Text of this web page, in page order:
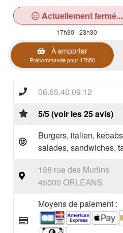
Actuellement fermé...
17h30 - 23h30
À emporter
Précommande pour 17h50
06.65.40.09.12
5/5 (voir les 25 avis)
Burgers, italien,
salades, sandwiches,
188 rue des Murlins
45000 ORLEANS
Moyens de paiement :